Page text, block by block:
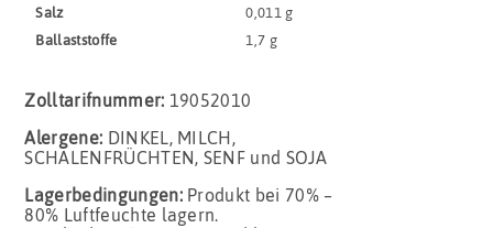
Salz
0,011 g
Ballaststoffe
1,7 g
Zolltarifnummer: 19052010
Alergene: DINKEL, MILCH,
SCHALENFRÜCHTEN, SENF und SOJA
Lagerbedingungen: Produkt bei 70% –
80% Luftfeuchte lagern.